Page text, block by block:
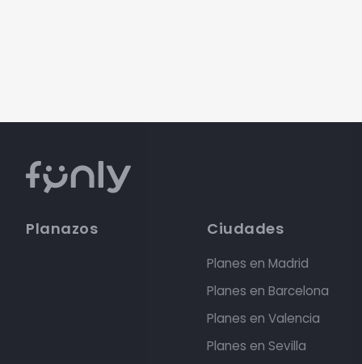
Planazos Ciudades
Planes en Madrid
Planes en Barcelona
Planes en Valencia
Planes en Sevilla